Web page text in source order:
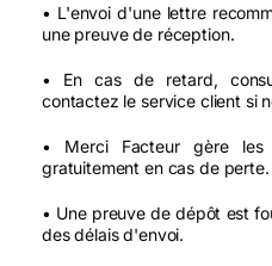
• L'envoi d'une lettre
une preuve de réception.
• En cas de retard,
contactez le service client si
• Merci Facteur gère les
gratuitement en cas de perte.
• Une preuve de dépôt est
des délais d'envoi.